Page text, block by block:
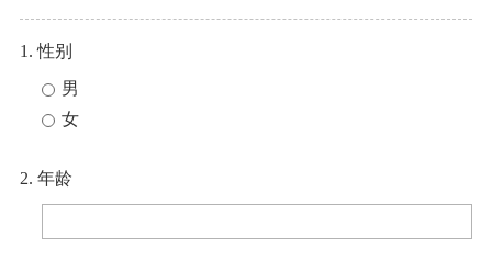
1. 性别
男
女
2. 年龄